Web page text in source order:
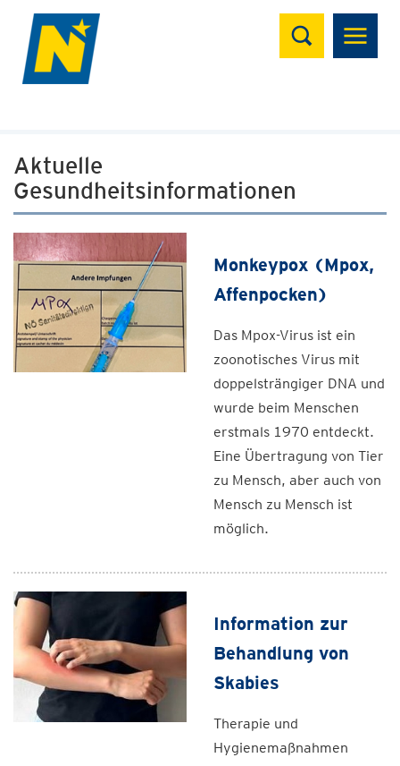
Suchen
Aktuelle
Gesundheitsinformationen
Monkeypox (Mpox,
Affenpocken)
Das Mpox-Virus ist ein
zoonotisches Virus mit
doppelsträngiger DNA und
wurde beim Menschen
erstmals 1970 entdeckt.
Eine Übertragung von Tier
zu Mensch, aber auch von
Mensch zu Mensch ist
möglich.
Information zur
Behandlung von
Skabies
Therapie und
Hygienemaßnahmen